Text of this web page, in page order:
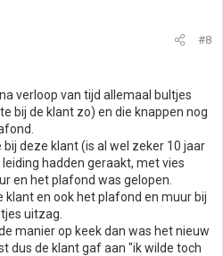
#8
verloop van tijd allemaal bultjes
bij de klant zo) en die knappen nog
deze klant (is al wel zeker 10 jaar
hadden geraakt, met vies
en het plafond was gelopen.
klant en ook het plafond en muur bij
uitzag.
manier op keek dan was het nieuw
dus de klant gaf aan "ik wilde toch